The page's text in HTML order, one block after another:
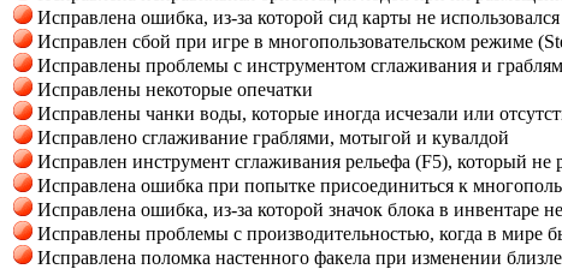
Исправлена ошибка, из-за которой сид карты не
Исправлен сбой при игре в многопользовательском режиме
Исправлены проблемы с инструментом сглаживания и
Исправлены некоторые опечатки
Исправлены чанки воды, которые иногда исчезали или
Исправлено сглаживание граблями, мотыгой и кувалдой
Исправлен инструмент сглаживания рельефа (F5), который
Исправлена ошибка при попытке присоединиться к
Исправлена ошибка, из-за которой значок блока в
Исправлены проблемы с производительностью, когда в мире
Исправлена поломка настенного факела при изменении